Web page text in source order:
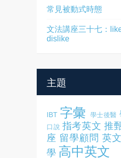
常見被動式時態
文法講座三十七：
dislike
主題
IBT 字彙 學士後醫
口說 指考英文 推
座 留學顧問 英
學 高中英文